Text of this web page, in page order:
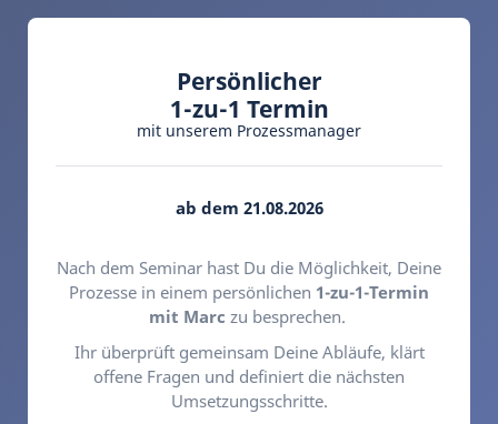
Persönlicher
1-zu-1 Termin
mit unserem Prozessmanager
ab dem 21.08.2026
Nach dem Seminar hast Du die Möglichkeit, Deine
Prozesse in einem persönlichen 1-zu-1-Termin
mit Marc zu besprechen.
Ihr überprüft gemeinsam Deine Abläufe, klärt
offene Fragen und definiert die nächsten
Umsetzungsschritte.